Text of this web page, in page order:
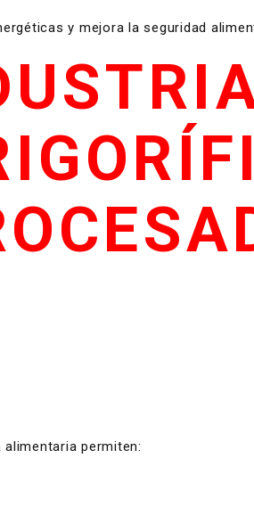
y mejora la seguridad
permiten: